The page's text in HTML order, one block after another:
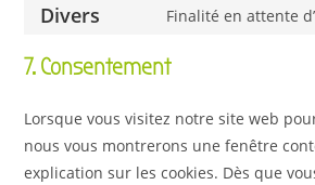
Divers Finalité en attente
7. Consentement
Lorsque vous visitez notre site web
nous vous montrerons une fenêtre
explication sur les cookies. Dès que